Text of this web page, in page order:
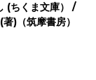
(ちくま文庫） /
)（筑摩書房）